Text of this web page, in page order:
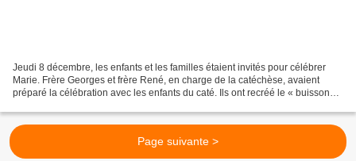
Jeudi 8 décembre, les enfants et les familles étaient invités pour célébrer
Marie. Frère Georges et frère René, en charge de la catéchèse, avaient
préparé la célébration avec les enfants du caté. Ils ont recréé le « buisson
Page suivante >